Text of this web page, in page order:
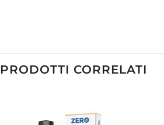
PRODOTTI CORRELATI